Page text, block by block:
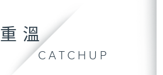
重溫
CATCHUP